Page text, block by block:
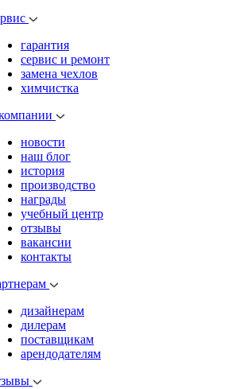
гарантия
сервис и ремонт
замена чехлов
химчистка
новости
наш блог
история
производство
награды
учебный центр
отзывы
вакансии
контакты
дизайнерам
дилерам
поставщикам
арендодателям